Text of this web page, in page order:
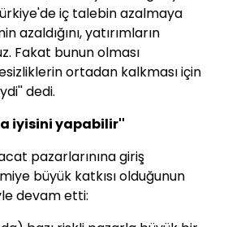
iç talebin azalmaya
azaldığını, yatırımların
Fakat bunun olması
ortadan kalkması için
dedi.
iyisini yapabilir''
pazarlarınına giriş
büyük katkısı olduğunun
devam etti: